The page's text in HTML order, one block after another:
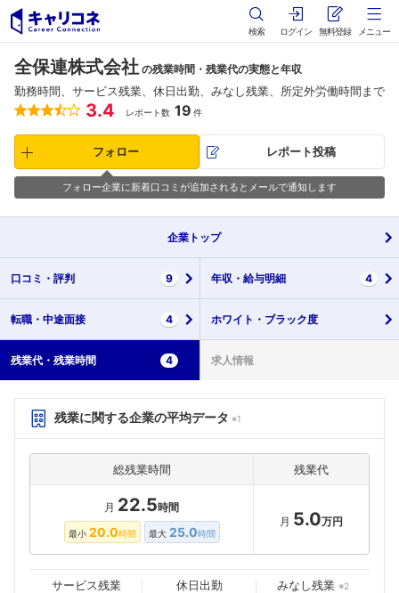
検索 ログイン 無料登録 メニュー
全保連株式会社 の残業時間・残業代の実態と年収
勤務時間、サービス残業、休日出勤、みなし残業、所定外労働時間まで
3.4 レポート数 19 件
フォロー レポート投稿
フォロー企業に新着口コミが追加されるとメールで通知します
企業 トップ
口コミ・ 評判 9 年収・ 給与明細 4
転職・ 中途面接 4 ホワイト・ ブラック度
残業代・ 残業時間 4 求人情報
残業に関する企業の平均データ ※1
総残業時間 残業代
月 22.5時間
最小 20.0時間 最大 25.0時間
月 5.0万円
サービス残業 休日出勤 みなし残業 ※2